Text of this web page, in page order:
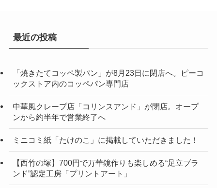
最近の投稿
「焼きたてコッペ製パン」が8月23日に閉店へ。ピーコ
ックストア内のコッペパン専門店
中華風クレープ店「コリンスアンド」が閉店。オープ
ンから約半年で営業終了へ
ミニコミ紙「たけのこ」に掲載していただきました！
【西竹の塚】700円で万華鏡作りも楽しめる“足立ブラ
ンド”認定工房「プリントアート」